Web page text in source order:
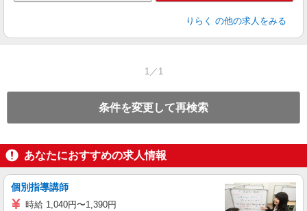
りらく の他の求人をみる
1／1
条件を変更して再検索
あなたにおすすめの求人情報
個別指導講師
時給 1,040円〜1,390円